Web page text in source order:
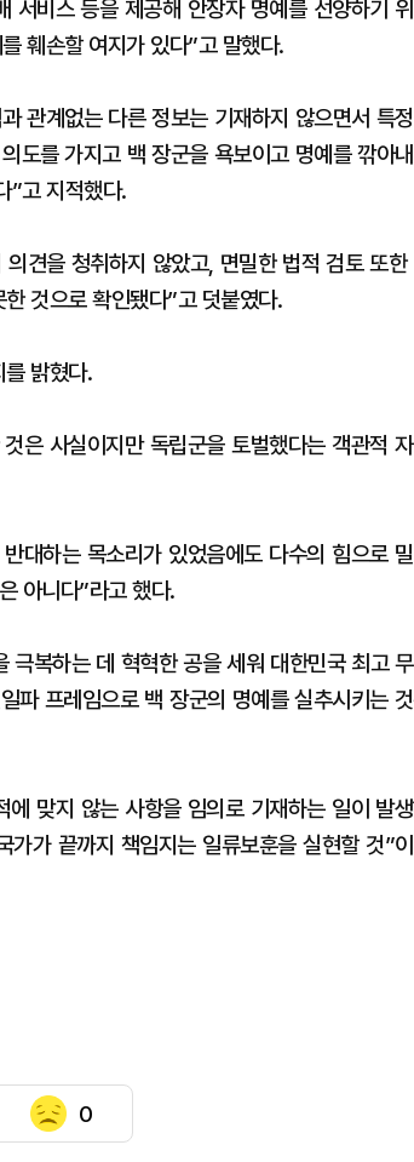
서비스 등을 제공해 안장자 명예를 선양하기
훼손할 여지가 있다”고 말했다.
관계없는 다른 정보는 기재하지 않으면서 특
도를 가지고 백 장군을 욕보이고 명예를 깎아내
”고 지적했다.
견을 청취하지 않았고, 면밀한 법적 검토 또한
것으로 확인됐다”고 덧붙였다.
밝혔다.
은 사실이지만 독립군을 토벌했다는 객관적
대하는 목소리가 있었음에도 다수의 힘으로
아니다”라고 했다.
복하는 데 혁혁한 공을 세워 대한민국 최고
파 프레임으로 백 장군의 명예를 실추시키는
맞지 않는 사항을 임의로 기재하는 일이 발
가 끝까지 책임지는 일류보훈을 실현할 것”
0